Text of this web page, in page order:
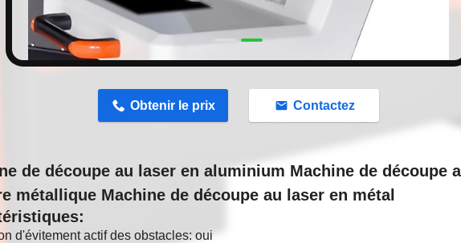
Obtenir le prix Contactez
de découpe au laser en aluminium Machine de découpe
métallique Machine de découpe au laser en métal
d'évitement actif des obstacles: oui